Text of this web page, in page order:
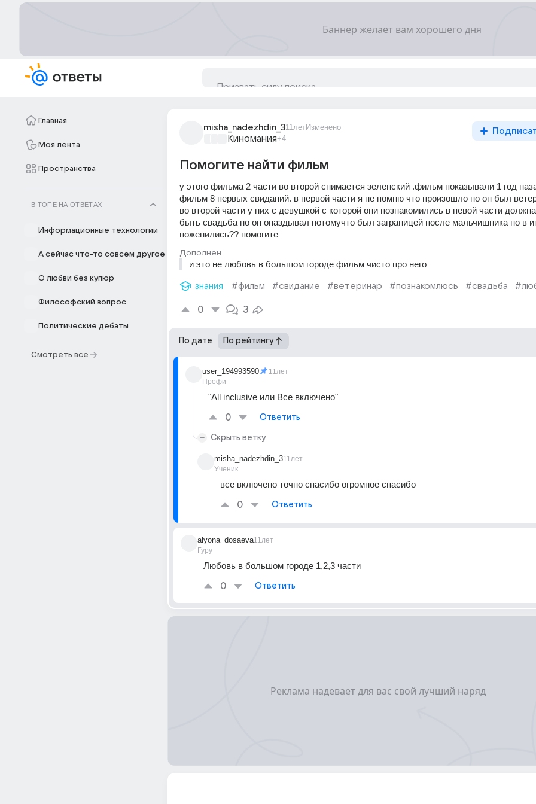
Главная
Моя лента
Пространства
В ТОПЕ НА ОТВЕТАХ
Информационные технологии
А сейчас что-то совсем другое
О любви без купюр
Философский вопрос
Политические дебаты
Смотреть все
misha_nadezhdin_311летИзменено
Киномания+4
Помогите найти фильм
у этого фильма 2 части во второй снимается зеленский .фильм показывали 1 год
фильм 8 первых свиданий. в первой части я не помню что произошло но он был
во второй части у них с девушкой с которой они познакомились в певой части
быть свадьба но он опаздывал потомучто был заграницей после мальчишника но в
поженились?? помогите
Дополнен
и это не любовь в большом городе фильм чисто про него
знания #фильм #свидание #ветеринар #познакомлюсь #свадьба
0 3
По дате По рейтингу
user_194993590
Профи
11лет
"All inclusive или Все включено"
0 Ответить
Скрыть ветку
misha_nadezhdin_3
Ученик
11лет
все включено точно спасибо огромное спасибо
0 Ответить
alyona_dosaeva
Гуру
11лет
Любовь в большом городе 1,2,3 части
0 Ответить